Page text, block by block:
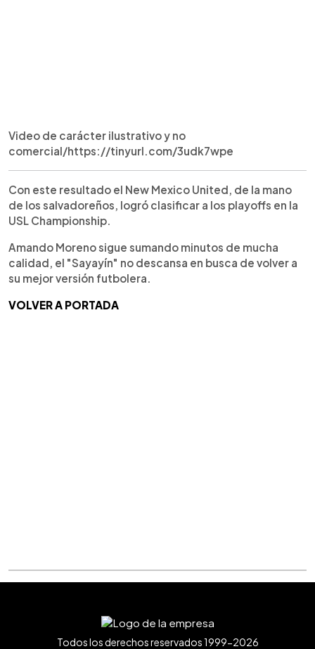
Video de carácter ilustrativo y no
comercial/https://tinyurl.com/3udk7wpe
Con este resultado el New Mexico United, de la mano
de los salvadoreños, logró clasificar a los playoffs en la
USL Championship.
Amando Moreno sigue sumando minutos de mucha
calidad, el "Sayayín" no descansa en busca de volver a
su mejor versión futbolera.
VOLVER A PORTADA
Todos los derechos reservados 1999-2026